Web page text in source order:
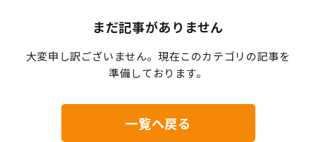
まだ記事がありません
大変申し訳ございません。現在このカテゴリの記事を
準備しております。
一覧へ戻る